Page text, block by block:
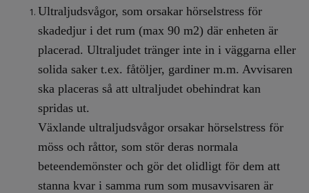
Ultraljudsvågor, som orsakar hörselstress för
skadedjur i det rum (max 90 m2) där enheten är
placerad. Ultraljudet tränger inte in i väggarna eller
solida saker t.ex. fåtöljer, gardiner m.m. Avvisaren
ska placeras så att ultraljudet obehindrat kan
spridas ut.
Växlande ultraljudsvågor orsakar hörselstress för
möss och råttor, som stör deras normala
beteendemönster och gör det olidligt för dem att
stanna kvar i samma rum som musavvisaren är